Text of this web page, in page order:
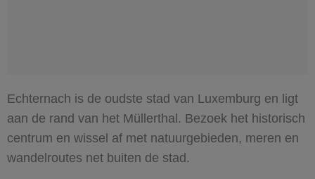
Echternach is de oudste stad van Luxemburg en ligt
aan de rand van het Müllerthal. Bezoek het historisch
centrum en wissel af met natuurgebieden, meren en
wandelroutes net buiten de stad.